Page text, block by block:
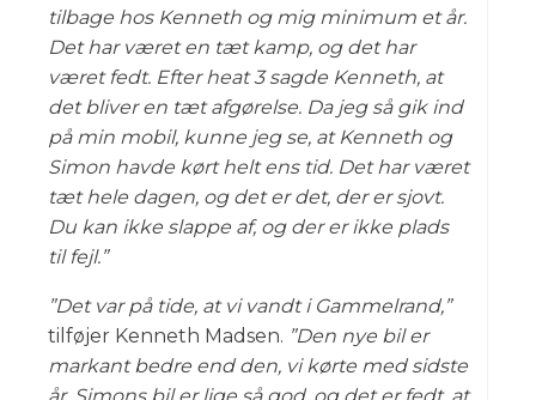
tilbage hos Kenneth og mig minimum et år.
Det har været en tæt kamp, og det har
været fedt. Efter heat 3 sagde Kenneth, at
det bliver en tæt afgørelse. Da jeg så gik ind
på min mobil, kunne jeg se, at Kenneth og
Simon havde kørt helt ens tid. Det har været
tæt hele dagen, og det er det, der er sjovt.
Du kan ikke slappe af, og der er ikke plads
til fejl.”
”Det var på tide, at vi vandt i Gammelrand,”
tilføjer Kenneth Madsen. ”Den nye bil er
markant bedre end den, vi kørte med sidste